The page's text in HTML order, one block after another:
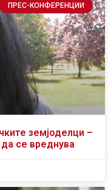
ПРЕС-КОНФЕРЕНЦИИ
земјоделци –
се вреднува